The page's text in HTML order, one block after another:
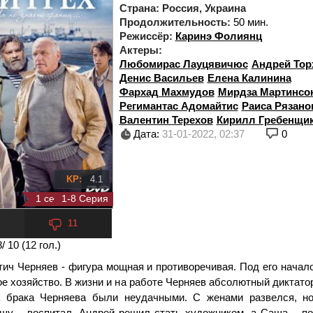
1 сезон 8 серия
1-8 Серия
KP: 4.1
11
/ 10 (12гол.)
Страна: Россия, Украина
Продолжительность: 50 мин.
Режиссёр: Каринэ Фолиянц
Актеры:
Любомирас Лауцявичюс Андрей
Денис Васильев Елена Калинина
Фархад Махмудов Мирдза
Регимантас Адомайтис Раиса
Валентин Терехов Кирилл
Дата: 31-01-2022, 02:37 0
Черняев - фигура мощная и противоречивая. Под его
хозяйство. В жизни и на работе Черняев абсолютный
брака Черняева были неудачными. С женами развелся,